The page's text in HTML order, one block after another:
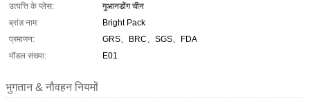
उत्पत्ति के प्लेस:
गुआनडोंग चीन
ब्रांड नाम:
Bright Pack
प्रमाणन:
GRS、BRC、SGS、FDA
मॉडल संख्या:
E01
भुगतान & नौवहन नियमों